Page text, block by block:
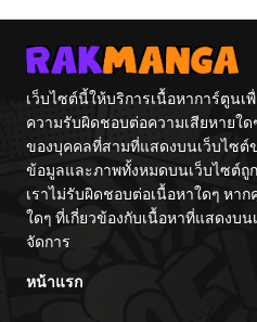
เว็บไซต์นี้ให้บริการเนื้อหาการ์ตูน
ความรับผิดชอบต่อความเสียหายใ
ของบุคคลที่สามที่แสดงบนเว็บไซต์
ข้อมูลและภาพทั้งหมดบนเว็บไซต์ถู
เราไม่รับผิดชอบต่อเนื้อหาใดๆ ห
ใดๆ ที่เกี่ยวข้องกับเนื้อหาที่แสดงบ
จัดการ
หน้าแรก